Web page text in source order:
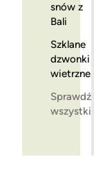
snów z
Bali
Szklane
dzwonki
wietrzne
Sprawdź
wszystkie